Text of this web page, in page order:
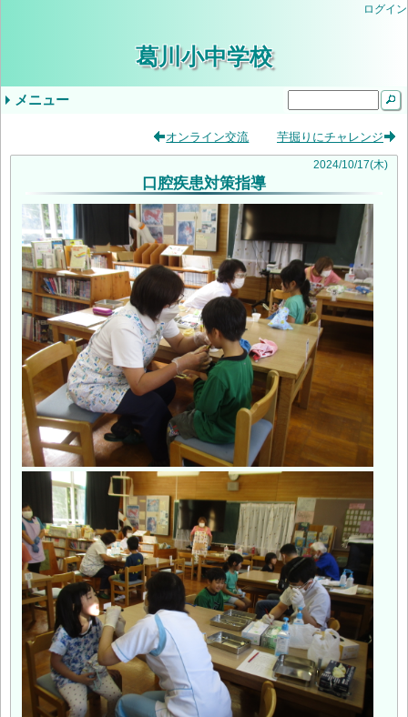
ログイン
葛川小中学校
メニュー
学校生活
いじめ防止基本方針（中学校）
年間行事予定
令和8年度年間行事予定
気象警報発表時/災害発生時の臨時休業等の判
9月5日（金）の授業について
学校評価
令和6年度学校評価
令和7年度学校評価
当サイトについて
入学を希望されるみなさま
学校公開の実施について（ご案内）
教育しが
第２回学校公開日（R9入学希望者向）
交通安全教室
逃走歩中
プール学習
すくすく算数
志賀お話の会
小学３・４年やまのこ学習・中学1年ふるさと
すくすく算数
創立記念授業
紅葉祭
小学校 (30)
中学校 (98)
葛川小中日記 (94)
年間計画 (2)
いじめ防止基本方針 (1)
地域 (7)
PTA (3)
お知らせ (7)
入学式 (3)
給食 (2)
(none) (157)
オンライン交流 芋掘りにチャレンジ
2024/10/17(木)
口腔疾患対策指導